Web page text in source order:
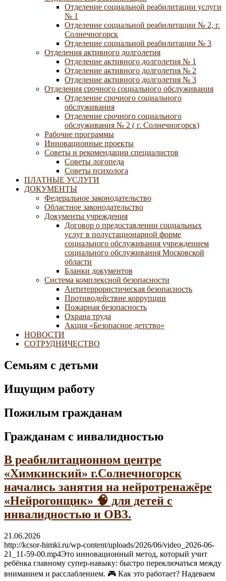
Отделение социальной реабилитации услуги
№ 1
Отделение социальной реабилитации № 2, г.
Солнечногорск
Отделение социальной реабилитации № 3
Отделения активного долголетия
Отделение активного долголетия № 1
Отделение активного долголетия № 2
Отделение активного долголетия № 3
Отделения срочного социального обслуживания
Отделение срочного социального
обслуживания
Отделение срочного социального
обслуживания № 2 ( г. Солнечногорск)
Рабочие программы
Инновационные проекты
Советы и рекомендации специалистов
Советы логопеда
Советы психолога
ПЛАТНЫЕ УСЛУГИ
ДОКУМЕНТЫ
Федеральное законодательство
Областное законодательство
Документы учреждения
Договор о предоставлении социальных
услуг в полустационарной форме
социального обслуживания учреждением
социального обслуживания Московской
области
Бланки документов
Система комплексной безопасности
Антитеррористическая безопасность
Противодействие коррупции
Пожарная безопасность
Охрана труда
Акция «Безопасное детство»
НОВОСТИ
СОТРУДНИЧЕСТВО
Семьям с детьми
Ищущим работу
Пожилым гражданам
Гражданам с инвалидностью
В реабилитационном центре
«Химкинский» г.Солнечногорск
начались занятия на нейротренажёре
«Нейрогонщик» 🧠 для детей с
инвалидностью и ОВЗ.
21.06.2026
http://kcsor-himki.ru/wp-content/uploads/2026/06/video_2026-06-
21_11-59-00.mp4Это инновационный метод, который учит
ребёнка главному супер-навыку: быстро переключаться между
вниманием и расслаблением. 🎮 Как это работает? Надеваем